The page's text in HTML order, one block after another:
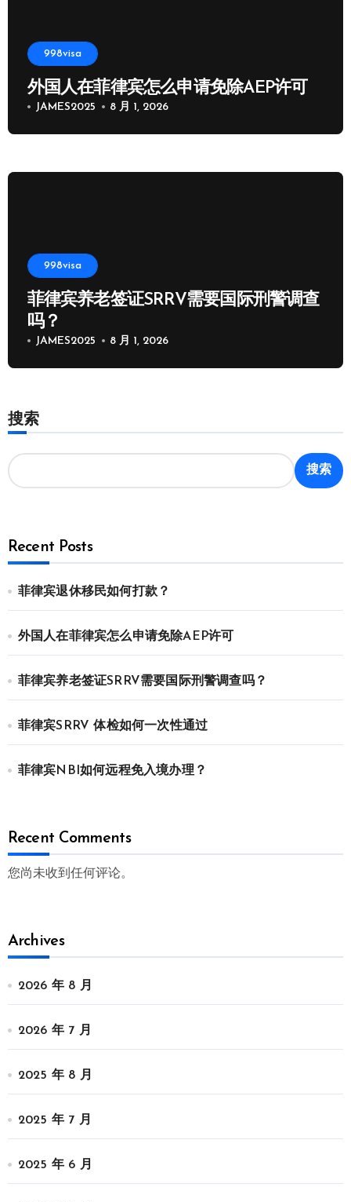
998visa
外国人在菲律宾怎么申请免除AEP许可
JAMES2025 8 月 1, 2026
998visa
菲律宾养老签证SRRV需要国际刑警调查
吗？
JAMES2025 8 月 1, 2026
搜索
搜索
Recent Posts
菲律宾退休移民如何打款？
外国人在菲律宾怎么申请免除AEP许可
菲律宾养老签证SRRV需要国际刑警调查吗？
菲律宾SRRV 体检如何一次性通过
菲律宾NBI如何远程免入境办理？
Recent Comments
您尚未收到任何评论。
Archives
2026 年 8 月
2026 年 7 月
2025 年 8 月
2025 年 7 月
2025 年 6 月